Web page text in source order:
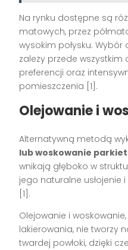
Na rynku dostępne są
matowych, przez
wysokim połysku.
zależy przede
preferencji oraz
pomieszczenia [1].
Olejowanie i
Alternatywną metodą
lub woskowanie
wnikają głęboko w
jego naturalne usłojenie
[1].
Olejowanie i
lakierowania, nie tworzy
twardej powłoki, dzięki